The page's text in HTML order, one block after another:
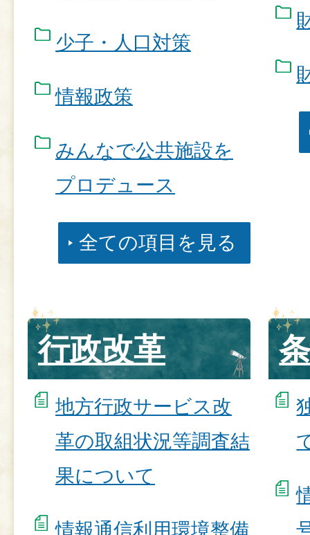
少子・人口対策
情報政策
みんなで公共施設を
プロデュース
全ての項目を見る
行政改革
地方行政サービス改
革の取組状況等調査結
果について
情報通信利用環境整備